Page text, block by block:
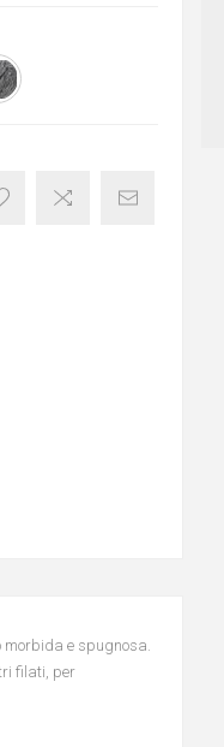
morbida e spugnosa.
filati, per